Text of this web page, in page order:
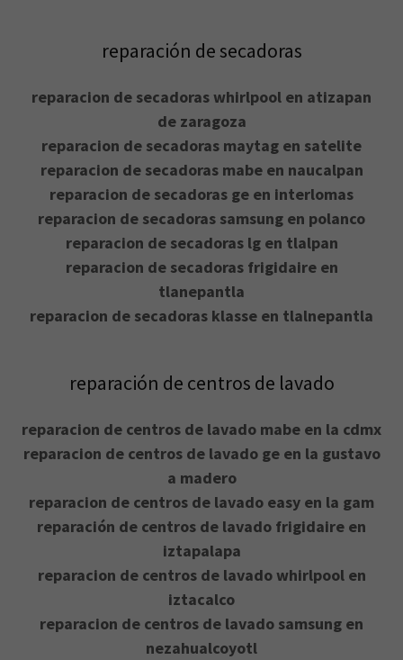
reparación de secadoras
reparacion de secadoras whirlpool en atizapan
de zaragoza
reparacion de secadoras maytag en satelite
reparacion de secadoras mabe en naucalpan
reparacion de secadoras ge en interlomas
reparacion de secadoras samsung en polanco
reparacion de secadoras lg en tlalpan
reparacion de secadoras frigidaire en
tlanepantla
reparacion de secadoras klasse en tlalnepantla
reparación de centros de lavado
reparacion de centros de lavado mabe en la cdmx
reparacion de centros de lavado ge en la gustavo
a madero
reparacion de centros de lavado easy en la gam
reparación de centros de lavado frigidaire en
iztapalapa
reparacion de centros de lavado whirlpool en
iztacalco
reparacion de centros de lavado samsung en
nezahualcoyotl